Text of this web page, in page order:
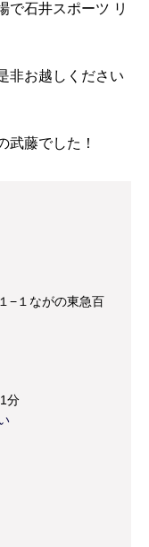
で石井スポーツ リ
非お越しください
武藤でした！
−１ながの東急百
分